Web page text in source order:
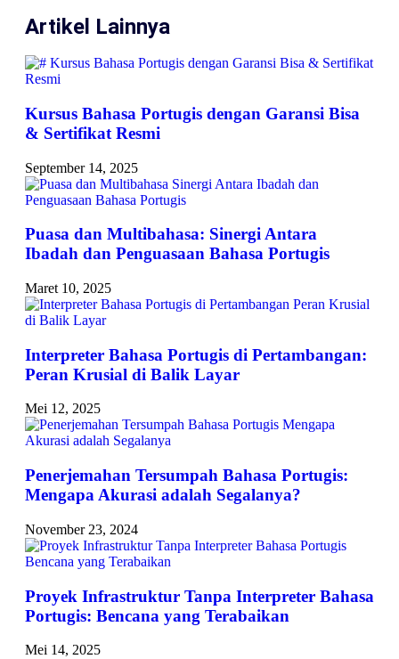
Artikel Lainnya
Kursus Bahasa Portugis dengan Garansi Bisa
& Sertifikat Resmi
September 14, 2025
Puasa dan Multibahasa: Sinergi Antara
Ibadah dan Penguasaan Bahasa Portugis
Maret 10, 2025
Interpreter Bahasa Portugis di Pertambangan:
Peran Krusial di Balik Layar
Mei 12, 2025
Penerjemahan Tersumpah Bahasa Portugis:
Mengapa Akurasi adalah Segalanya?
November 23, 2024
Proyek Infrastruktur Tanpa Interpreter Bahasa
Portugis: Bencana yang Terabaikan
Mei 14, 2025